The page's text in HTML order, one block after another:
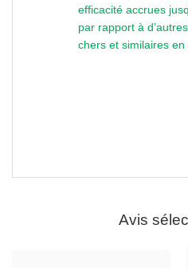
efficacité accrues
par rapport à
chers et similaires en
Avis